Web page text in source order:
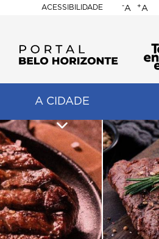
ACESSIBILIDADE
BELO
-A +A
A CIDADE